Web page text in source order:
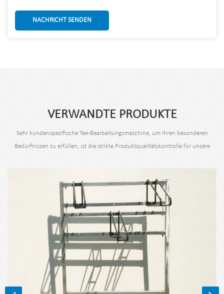
NACHRICHT SENDEN
VERWANDTE PRODUKTE
Sehr kundenspezifische Tee-Bearbeitungsmaschine, um Ihren besonderen
Bedürfnissen zu erfüllen, ist die strikte Produktqualitätskontrolle für unsere